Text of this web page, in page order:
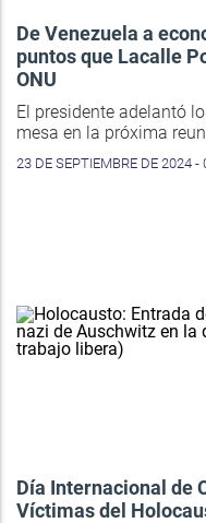
De Venezuela a
puntos que Lacalle
ONU
El presidente adelantó
mesa en la próxima
23 DE SEPTIEMBRE DE 2024 -
Día Internacional de
Víctimas del